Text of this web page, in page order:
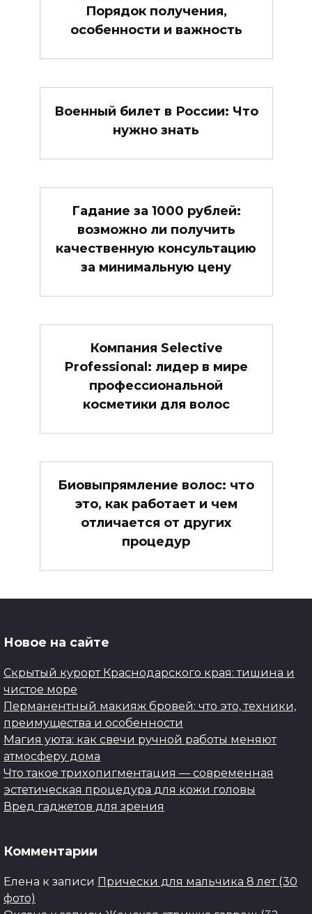
Порядок получения,
особенности и важность
Военный билет в России: Что
нужно знать
Гадание за 1000 рублей:
возможно ли получить
качественную консультацию
за минимальную цену
Компания Selective
Professional: лидер в мире
профессиональной
косметики для волос
Биовыпрямление волос: что
это, как работает и чем
отличается от других
процедур
Новое на сайте
Скрытый курорт Краснодарского края: тишина и
чистое море
Перманентный макияж бровей: что это, техники,
преимущества и особенности
Магия уюта: как свечи ручной работы меняют
атмосферу дома
Что такое трихопигментация — современная
эстетическая процедура для кожи головы
Вред гаджетов для зрения
Комментарии
Елена к записи Прически для мальчика 8 лет (30
фото)